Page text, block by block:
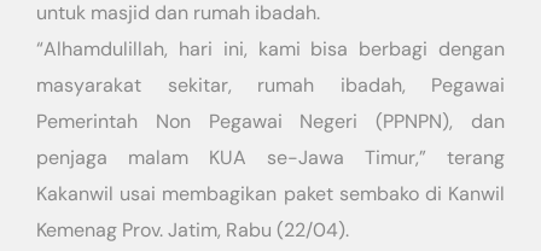
untuk masjid dan rumah ibadah.
“Alhamdulillah, hari ini, kami bisa berbagi dengan
masyarakat sekitar, rumah ibadah, Pegawai
Pemerintah Non Pegawai Negeri (PPNPN), dan
penjaga malam KUA se-Jawa Timur,” terang
Kakanwil usai membagikan paket sembako di Kanwil
Kemenag Prov. Jatim, Rabu (22/04).